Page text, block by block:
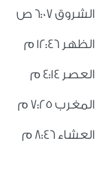
الشروق 6:07 ص
الظهر 12:46 م
العصر 4:14 م
المغرب 7:25 م
العشاء 8:46 م